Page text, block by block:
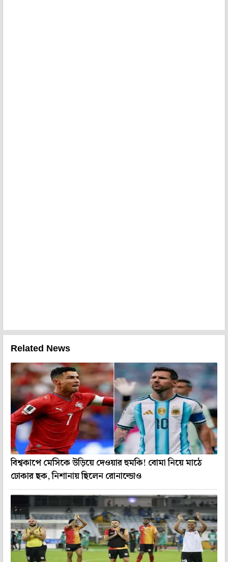
Related News
বিশ্বকাপে মেসিকে উড়িয়ে দেওয়ার হুমকি! বোমা নিয়ে মাঠে
ঢোকার ছক, নিশানায় ছিলেন রোনাল্ডোও